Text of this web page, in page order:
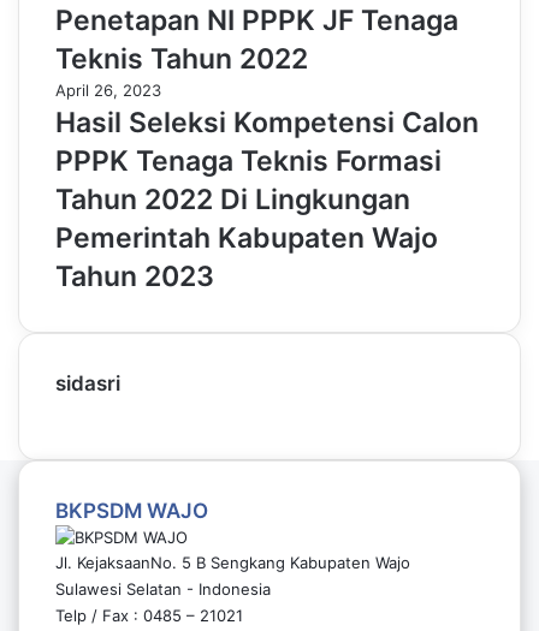
Penetapan NI PPPK JF Tenaga
Teknis Tahun 2022
April 26, 2023
Hasil Seleksi Kompetensi Calon
PPPK Tenaga Teknis Formasi
Tahun 2022 Di Lingkungan
Pemerintah Kabupaten Wajo
Tahun 2023
sidasri
BKPSDM WAJO
Jl. KejaksaanNo. 5 B Sengkang Kabupaten Wajo
Sulawesi Selatan - Indonesia
Telp / Fax : 0485 – 21021